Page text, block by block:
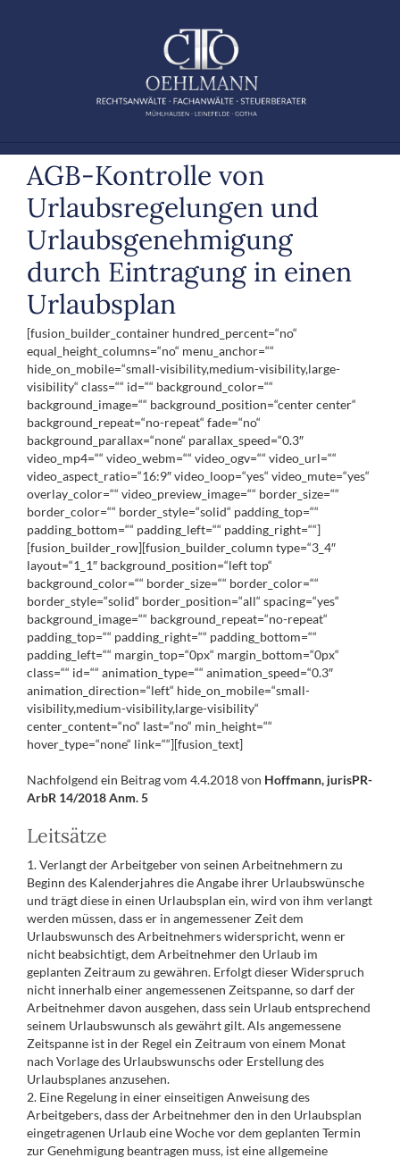
AGB-Kontrolle von
Urlaubsregelungen und
Urlaubsgenehmigung
durch Eintragung in einen
Urlaubsplan
[fusion_builder_container hundred_percent=“no“
equal_height_columns=“no“ menu_anchor=““
hide_on_mobile=“small-visibility,medium-visibility,large-
visibility“ class=““ id=““ background_color=““
background_image=““ background_position=“center center“
background_repeat=“no-repeat“ fade=“no“
background_parallax=“none“ parallax_speed=“0.3″
video_mp4=““ video_webm=““ video_ogv=““ video_url=““
video_aspect_ratio=“16:9″ video_loop=“yes“ video_mute=“yes“
overlay_color=““ video_preview_image=““ border_size=““
border_color=““ border_style=“solid“ padding_top=““
padding_bottom=““ padding_left=““ padding_right=““]
[fusion_builder_row][fusion_builder_column type=“3_4″
layout=“1_1″ background_position=“left top“
background_color=““ border_size=““ border_color=““
border_style=“solid“ border_position=“all“ spacing=“yes“
background_image=““ background_repeat=“no-repeat“
padding_top=““ padding_right=““ padding_bottom=““
padding_left=““ margin_top=“0px“ margin_bottom=“0px“
class=““ id=““ animation_type=““ animation_speed=“0.3″
animation_direction=“left“ hide_on_mobile=“small-
visibility,medium-visibility,large-visibility“
center_content=“no“ last=“no“ min_height=““
hover_type=“none“ link=““][fusion_text]
Nachfolgend ein Beitrag vom 4.4.2018 von Hoffmann, jurisPR-
ArbR 14/2018 Anm. 5
Leitsätze
1. Verlangt der Arbeitgeber von seinen Arbeitnehmern zu
Beginn des Kalenderjahres die Angabe ihrer Urlaubswünsche
und trägt diese in einen Urlaubsplan ein, wird von ihm verlangt
werden müssen, dass er in angemessener Zeit dem
Urlaubswunsch des Arbeitnehmers widerspricht, wenn er
nicht beabsichtigt, dem Arbeitnehmer den Urlaub im
geplanten Zeitraum zu gewähren. Erfolgt dieser Widerspruch
nicht innerhalb einer angemessenen Zeitspanne, so darf der
Arbeitnehmer davon ausgehen, dass sein Urlaub entsprechend
seinem Urlaubswunsch als gewährt gilt. Als angemessene
Zeitspanne ist in der Regel ein Zeitraum von einem Monat
nach Vorlage des Urlaubswunschs oder Erstellung des
Urlaubsplanes anzusehen.
2. Eine Regelung in einer einseitigen Anweisung des
Arbeitgebers, dass der Arbeitnehmer den in den Urlaubsplan
eingetragenen Urlaub eine Woche vor dem geplanten Termin
zur Genehmigung beantragen muss, ist eine allgemeine